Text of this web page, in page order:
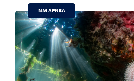
NM APNEA